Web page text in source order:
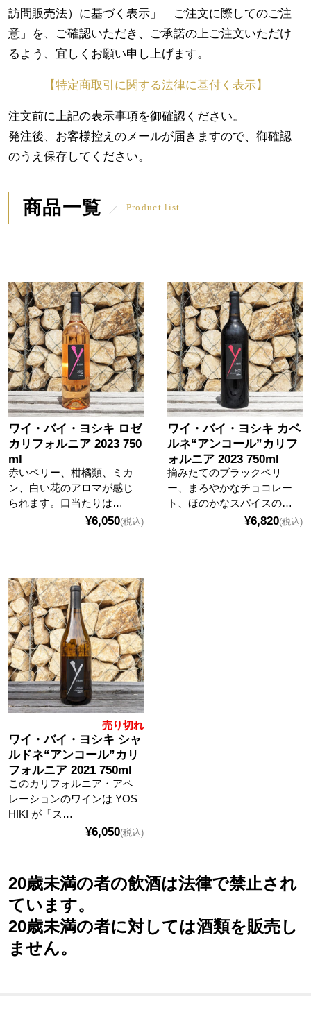
訪問販売法）に基づく表示」「ご注文に際してのご注
意」を、ご確認いただき、ご承諾の上ご注文いただけ
るよう、宜しくお願い申し上げます。
【特定商取引に関する法律に基付く表示】
注文前に上記の表示事項を御確認ください。
発注後、お客様控えのメールが届きますので、御確認
のうえ保存してください。
商品一覧 Product list
ワイ・バイ・ヨシキ ロゼ
カリフォルニア 2023 750
ml
赤いベリー、柑橘類、ミカ
ン、白い花のアロマが感じ
られます。口当たりは…
¥6,050(税込)
ワイ・バイ・ヨシキ カベ
ルネ“アンコール”カリフ
ォルニア 2023 750ml
摘みたてのブラックベリ
ー、まろやかなチョコレー
ト、ほのかなスパイスの…
¥6,820(税込)
売り切れ
ワイ・バイ・ヨシキ シャ
ルドネ“アンコール”カリ
フォルニア 2021 750ml
このカリフォルニア・アペ
レーションのワインは YOS
HIKI が「ス…
¥6,050(税込)
20歳未満の者の飲酒は法律で禁止され
ています。
20歳未満の者に対しては酒類を販売し
ません。